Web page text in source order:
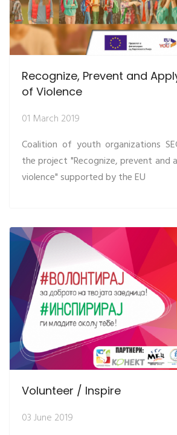
Recognize, Prevent and
of Violence
01 March 2019
Coalition of youth organizations
the project "Recognize, prevent and
violence" supported by the EU
Volunteer / Inspire
03 June 2019